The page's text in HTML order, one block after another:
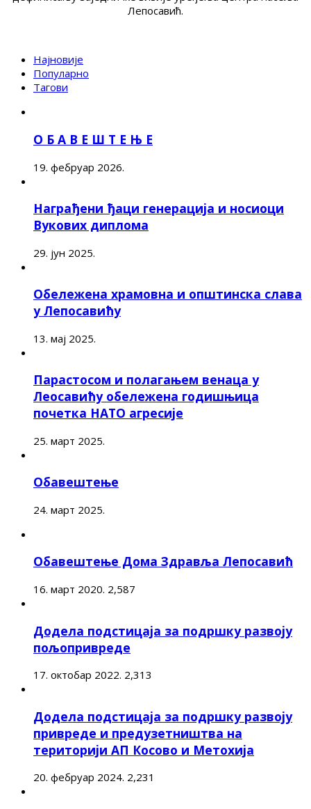
Лепосавић.
Најновије
Популарно
Тагови
О Б А В Е Ш Т Е Њ Е
19. фебруар 2026.
Награђени ђаци генерација и носиоци
Вукових диплома
29. јун 2025.
Обележена храмовна и општинска слава
у Лепосавићу
13. мај 2025.
Парастосом и полагањем венаца у
Леосавићу обележена годишњица
почетка НАТО агресије
25. март 2025.
Обавештење
24. март 2025.
Обавештење Дома Здравља Лепосавић
16. март 2020. 2,587
Додела подстицаја за подршку развоју
пољопривреде
17. октобар 2022. 2,313
Додела подстицаја за подршку развоју
привреде и предузетништва на
територији АП Косово и Метохија
20. фебруар 2024. 2,231